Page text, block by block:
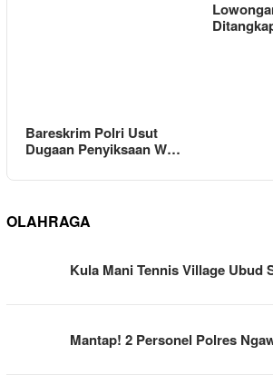
Bareskrim Polri Usut
Dugaan Penyiksaan W…
OLAHRAGA
Kula Mani Tennis Village Ubud
Mantap! 2 Personel Polres